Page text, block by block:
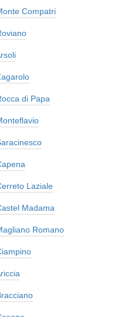
Compatri
di Papa
Laziale
Madama
Romano